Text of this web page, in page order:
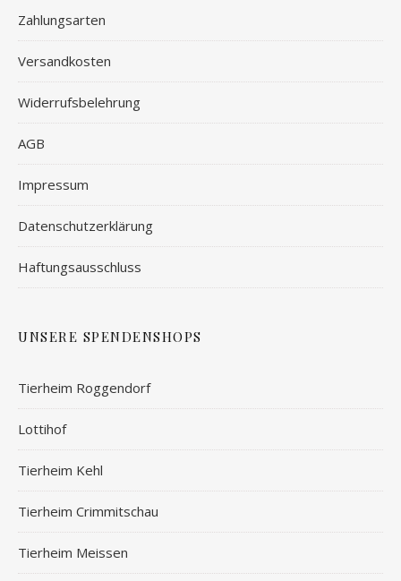
Zahlungsarten
Versandkosten
Widerrufsbelehrung
AGB
Impressum
Datenschutzerklärung
Haftungsausschluss
UNSERE SPENDENSHOPS
Tierheim Roggendorf
Lottihof
Tierheim Kehl
Tierheim Crimmitschau
Tierheim Meissen